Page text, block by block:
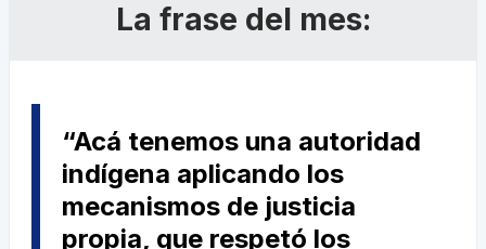
La frase del mes:
“Acá tenemos una autoridad
indígena aplicando los
mecanismos de justicia
propia, que respetó los